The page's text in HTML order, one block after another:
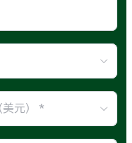
美元） *